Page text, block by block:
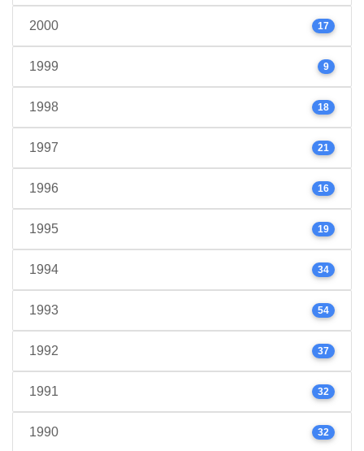
2000 17
1999 9
1998 18
1997 21
1996 16
1995 19
1994 34
1993 54
1992 37
1991 32
1990 32